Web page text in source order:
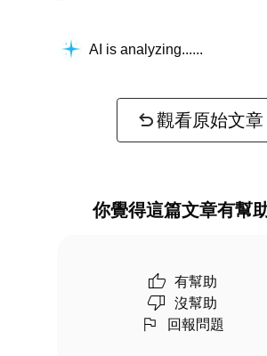
AI is analyzing...
觀看原始文章
你覺得這篇文章有幫
有幫助
沒幫助
回報問題